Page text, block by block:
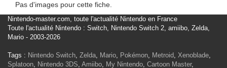
Pas d'images pour cette fiche.
Nintendo-master.com, toute l'actualité Nintendo en France
Toute l'actualité Nintendo : Switch, Nintendo Switch 2, amiibo, Zelda,
Mario - 2003-2026
Tags : Nintendo Switch, Zelda, Mario, Pokémon, Metroid, Xenoblade,
Splatoon, Nintendo 3DS, Amiibo, My Nintendo, Cartoon Master,